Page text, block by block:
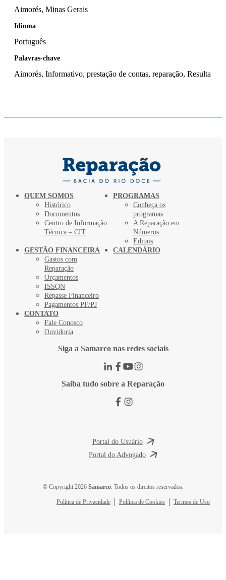
Aimorés, Minas Gerais
Idioma
Português
Palavras-chave
Aimorés, Informativo, prestação de contas, reparação, Resulta
QUEM SOMOS
Histórico
Documentos
Centro de Informação
Técnica – CIT
PROGRAMAS
Conheça os
programas
A Reparação em
Números
Editais
GESTÃO FINANCEIRA
Gastos com
Reparação
Orçamentos
ISSQN
Repasse Financeiro
Pagamentos PF/PJ
CALENDÁRIO
CONTATO
Fale Conosco
Ouvidoria
Siga a Samarco nas redes sociais
Saiba tudo sobre a Reparação
Portal do Usuário
Portal do Advogado
© Copyright 2026 Samarco. Todos os direitos reservados.
Política de Privacidade Política de Cookies Termos de Uso